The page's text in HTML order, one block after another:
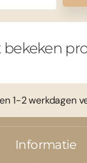
bekeken
1-2 werkdagen
Informatie